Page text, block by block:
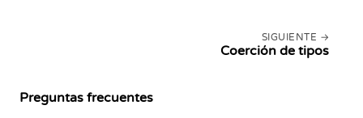
SIGUIENTE
Coerción de tipos
Preguntas frecuentes